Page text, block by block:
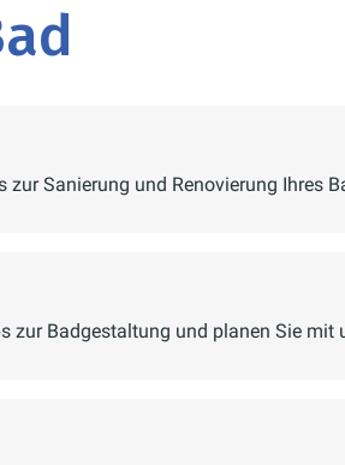
Sanierung und Renovierung Ihres
zur Badgestaltung und planen Sie mit